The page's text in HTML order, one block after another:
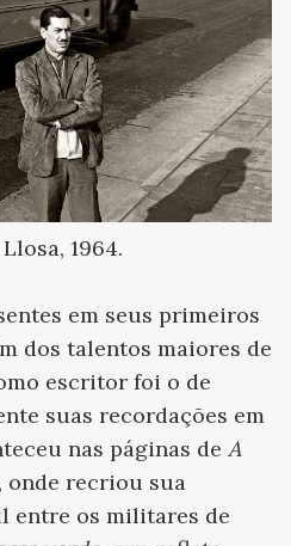
1964.
em seus primeiros
dos talentos maiores de
escritor foi o de
suas recordações em
nas páginas de A
onde recriou sua
entre os militares de